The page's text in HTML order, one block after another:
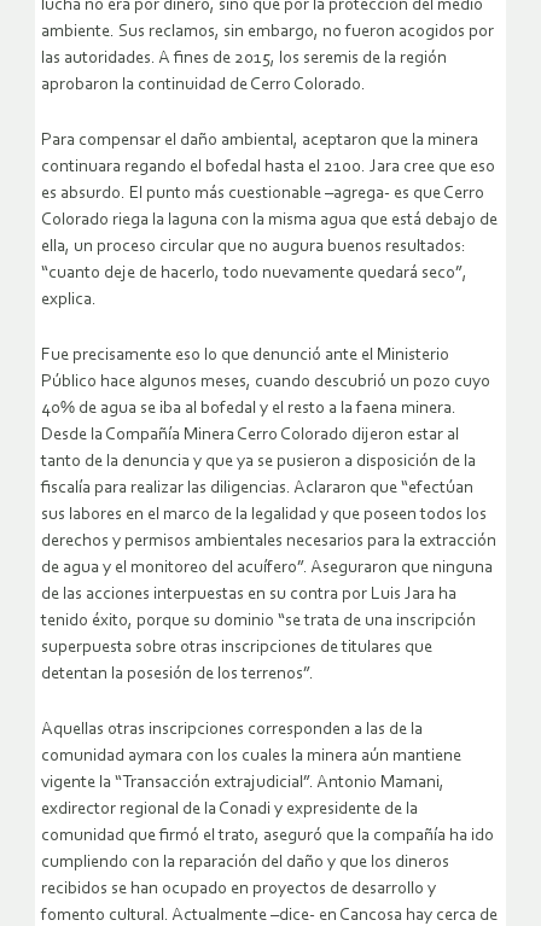
lucha no era por dinero, sino que por la protección del medio
ambiente. Sus reclamos, sin embargo, no fueron acogidos por
las autoridades. A fines de 2015, los seremis de la región
aprobaron la continuidad de Cerro Colorado.
Para compensar el daño ambiental, aceptaron que la minera
continuara regando el bofedal hasta el 2100. Jara cree que eso
es absurdo. El punto más cuestionable –agrega- es que Cerro
Colorado riega la laguna con la misma agua que está debajo de
ella, un proceso circular que no augura buenos resultados:
“cuanto deje de hacerlo, todo nuevamente quedará seco”,
explica.
Fue precisamente eso lo que denunció ante el Ministerio
Público hace algunos meses, cuando descubrió un pozo cuyo
40% de agua se iba al bofedal y el resto a la faena minera.
Desde la Compañía Minera Cerro Colorado dijeron estar al
tanto de la denuncia y que ya se pusieron a disposición de la
fiscalía para realizar las diligencias. Aclararon que “efectúan
sus labores en el marco de la legalidad y que poseen todos los
derechos y permisos ambientales necesarios para la extracción
de agua y el monitoreo del acuífero”. Aseguraron que ninguna
de las acciones interpuestas en su contra por Luis Jara ha
tenido éxito, porque su dominio “se trata de una inscripción
superpuesta sobre otras inscripciones de titulares que
detentan la posesión de los terrenos”.
Aquellas otras inscripciones corresponden a las de la
comunidad aymara con los cuales la minera aún mantiene
vigente la “Transacción extrajudicial”. Antonio Mamani,
exdirector regional de la Conadi y expresidente de la
comunidad que firmó el trato, aseguró que la compañía ha ido
cumpliendo con la reparación del daño y que los dineros
recibidos se han ocupado en proyectos de desarrollo y
fomento cultural. Actualmente –dice- en Cancosa hay cerca de